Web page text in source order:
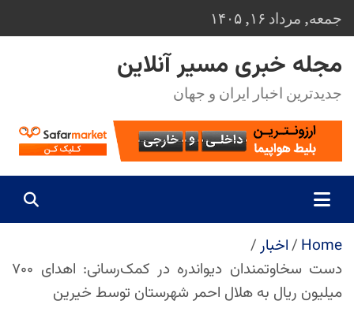
to
content
جمعه, مرداد ۱۶, ۱۴۰۵
مجله خبری مسیر آنلاین
جدیدترین اخبار ایران و جهان
Home
اخبار
دست سخاوتمندان دیواندره در کمک‌رسانی: اهدای ۷۰۰
میلیون ریال به هلال احمر شهرستان توسط خیرین